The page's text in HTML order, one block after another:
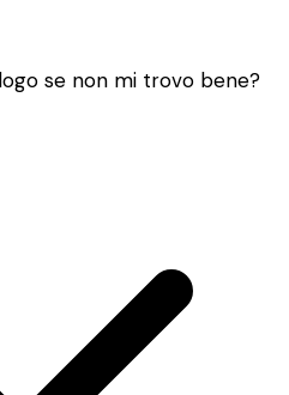
se non mi trovo bene?